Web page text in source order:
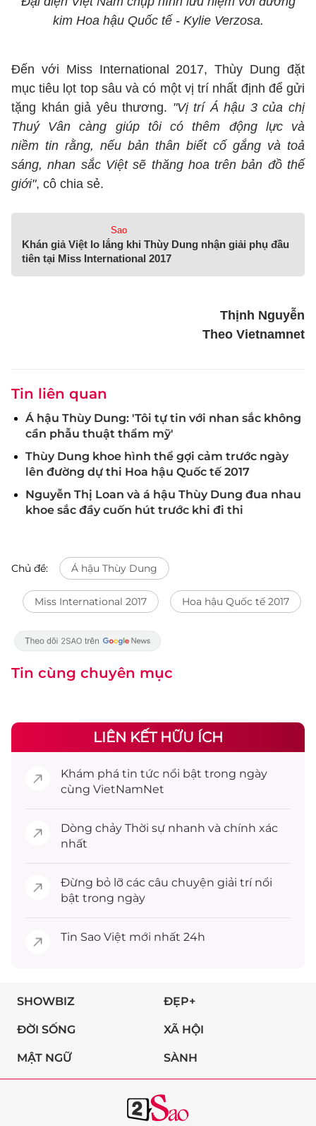
kim Hoa hậu Quốc tế - Kylie Verzosa.
Đến với Miss International 2017, Thùy Dung đặt
mục tiêu lọt top sâu và có một vị trí nhất định để gửi
tặng khán giả yêu thương. "Vị trí Á hậu 3 của chị
Thuý Vân càng giúp tôi có thêm động lực và
niềm tin rằng, nếu bản thân biết cố gắng và toả
sáng, nhan sắc Việt sẽ thăng hoa trên bản đồ thế
giới", cô chia sẻ.
Sao
Khán giả Việt lo lắng khi Thùy Dung nhận giải phụ đầu
tiên tại Miss International 2017
Thịnh Nguyễn
Theo Vietnamnet
Tin liên quan
Á hậu Thùy Dung: 'Tôi tự tin với nhan sắc không
cần phẫu thuật thẩm mỹ'
Thùy Dung khoe hình thể gợi cảm trước ngày
lên đường dự thi Hoa hậu Quốc tế 2017
Nguyễn Thị Loan và á hậu Thùy Dung đua nhau
khoe sắc đầy cuốn hút trước khi đi thi
Chủ đề: Á hậu Thùy Dung
Miss International 2017 Hoa hậu Quốc tế 2017
Tin cùng chuyên mục
LIÊN KẾT HỮU ÍCH
Khám phá tin tức nổi bật trong ngày
cùng VietNamNet
Dòng chảy Thời sự nhanh và chính xác
nhất
Đừng bỏ lỡ các câu chuyện giải trínổi
bật trong ngày
Tin Sao Việt mới nhất 24h
SHOWBIZ ĐẸP+
ĐỜI SỐNG XÃ HỘI
MẬT NGỮ SÀNH